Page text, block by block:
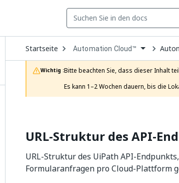
Startseite Open
Dropdown
to
choose
product
Automation Cloud™
Wichtig :Bitte beachten Sie, dass dieser Inhalt
Es kann 1–2 Wochen dauern, bis die
URL-Struktur des API-
URL-Struktur des UiPath API-
Formularanfragen pro Cloud-Plattform